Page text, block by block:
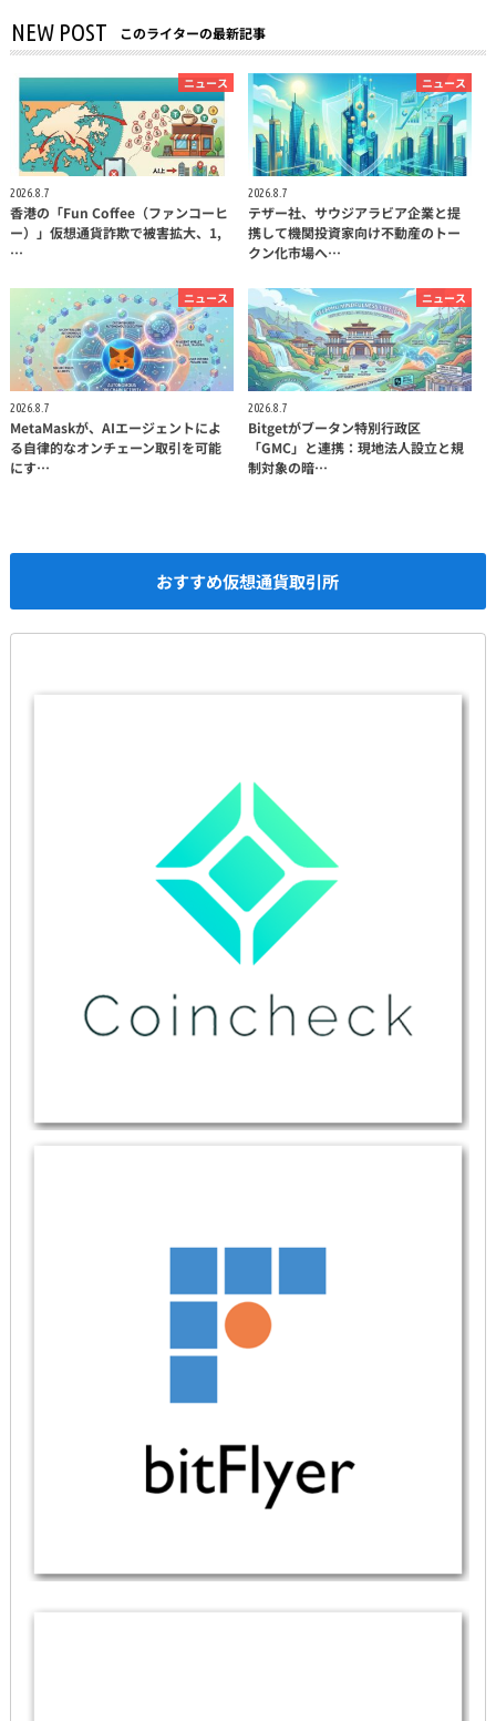
NEW POST このライターの最新記事
ニュース
2026.8.7
香港の「Fun Coffee（ファンコーヒ
ー）」仮想通貨詐欺で被害拡大、1,
…
ニュース
2026.8.7
テザー社、サウジアラビア企業と提
携して機関投資家向け不動産のトー
クン化市場へ…
ニュース
2026.8.7
MetaMaskが、AIエージェントによ
る自律的なオンチェーン取引を可能
にす…
ニュース
2026.8.7
Bitgetがブータン特別行政区
「GMC」と連携：現地法人設立と規
制対象の暗…
おすすめ仮想通貨取引所